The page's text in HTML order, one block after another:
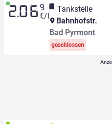
2.06 9
€/l
Tankstelle
Bahnhofstr.
Bad Pyrmont
geschlossen